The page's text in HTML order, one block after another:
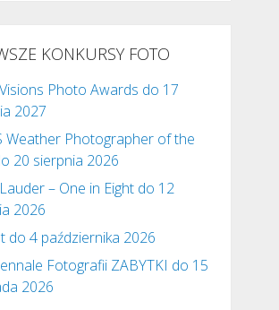
KONKURSY FOTO
Photo Awards do 17
2027
Weather Photographer of the
20 sierpnia 2026
– One in Eight do 12
2026
do 4 października 2026
Fotografii ZABYTKI do 15
2026